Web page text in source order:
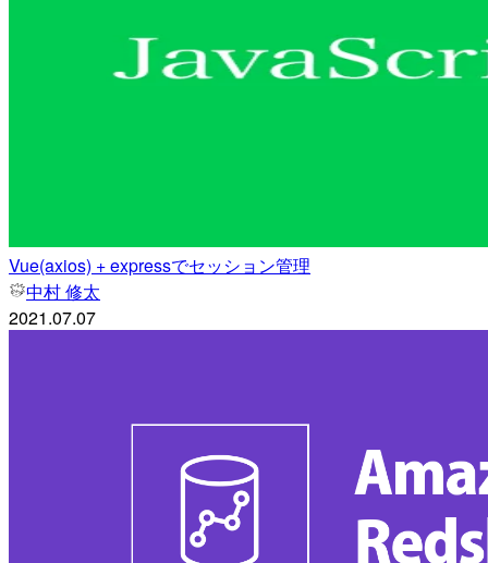
Vue(axios) + expressでセッション管理
中村 修太
2021.07.07